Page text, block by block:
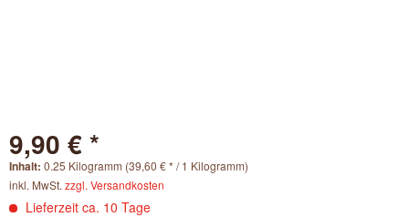
9,90 € *
Inhalt: 0.25 Kilogramm (39,60 € * / 1 Kilogramm)
inkl. MwSt. zzgl. Versandkosten
Lieferzeit ca. 10 Tage